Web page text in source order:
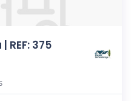
375